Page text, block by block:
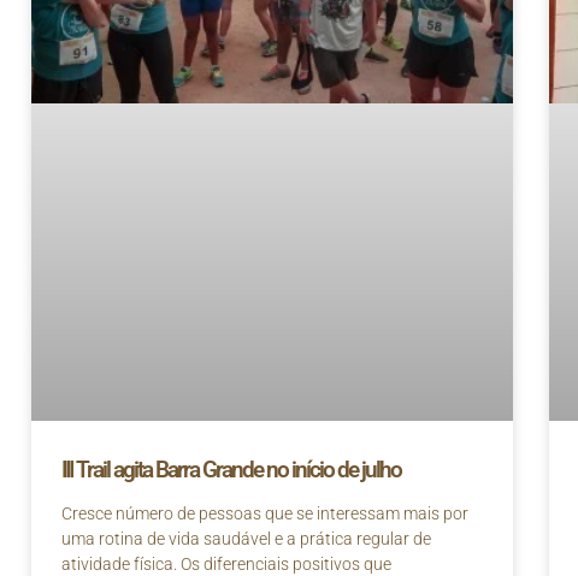
III Trail agita Barra Grande no início de julho
Cresce número de pessoas que se interessam mais por
uma rotina de vida saudável e a prática regular de
atividade física. Os diferenciais positivos que